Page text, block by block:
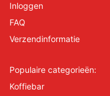
Inloggen
FAQ
Verzendinformatie
Populaire categorieën:
Koffiebar